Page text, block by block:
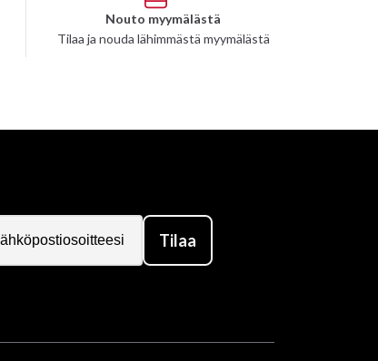
Nouto myymälästä
Tilaa ja nouda lähimmästä myymälästä
Tilaa